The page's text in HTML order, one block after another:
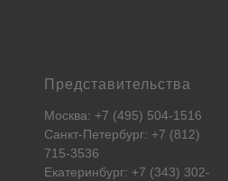
Представительства
Москва: +7 (495) 504-1516
Санкт-Петербург: +7 (812)
715-3536
Екатеринбург: +7 (343) 302-